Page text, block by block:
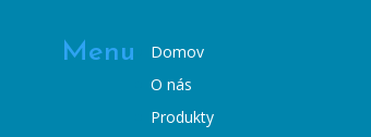
Menu
Domov
O nás
Produkty